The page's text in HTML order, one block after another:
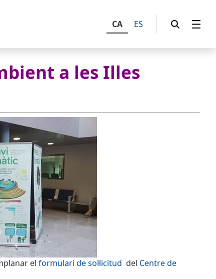
CA ES
a les Illes
el formulari de sol·licitud del Centre de